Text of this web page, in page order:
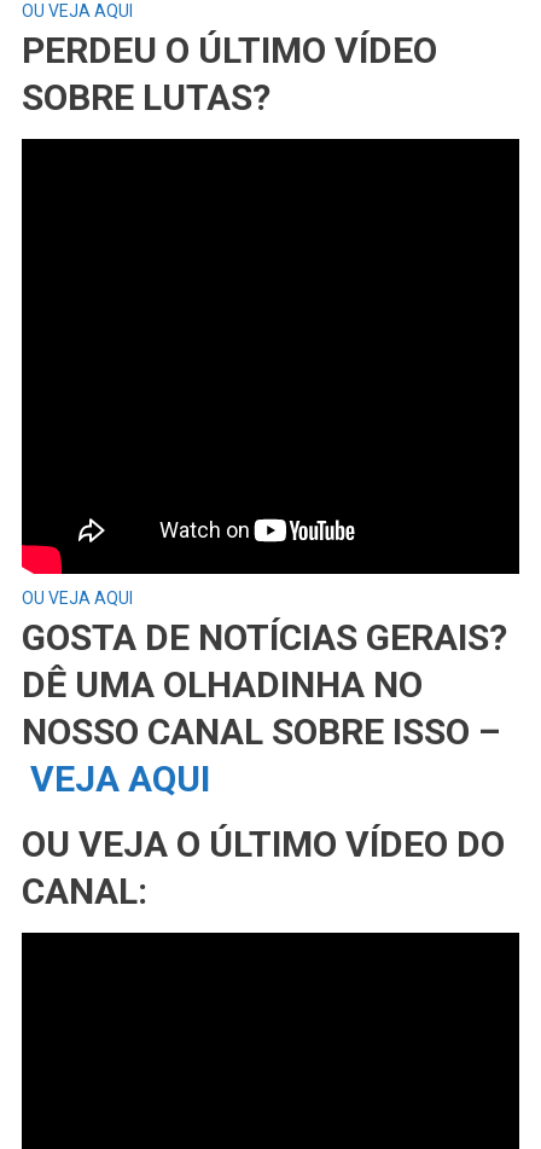
OU VEJA AQUI
PERDEU O ÚLTIMO VÍDEO
SOBRE LUTAS?
OU VEJA AQUI
GOSTA DE NOTÍCIAS GERAIS?
DÊ UMA OLHADINHA NO
NOSSO CANAL SOBRE ISSO –
VEJA AQUI
OU VEJA O ÚLTIMO VÍDEO DO
CANAL: